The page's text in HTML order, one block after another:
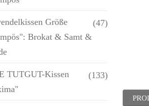
Größe
Brokat & Samt &
(47)
TUTGUT-Kissen
(133)